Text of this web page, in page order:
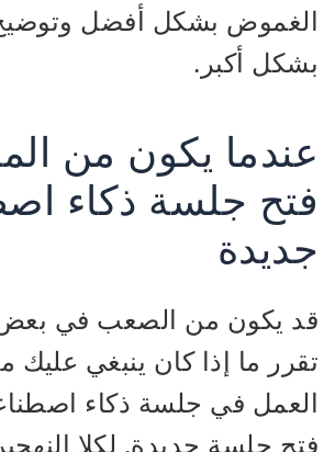
الغموض بشكل أفضل وتوضيح
بشكل أكبر.
عندما يكون من
فتح جلسة ذكاء
جديدة
قد يكون من الصعب في بعض
تقرر ما إذا كان ينبغي عليك
العمل في جلسة ذكاء
فتح جلسة جديدة. لكلا